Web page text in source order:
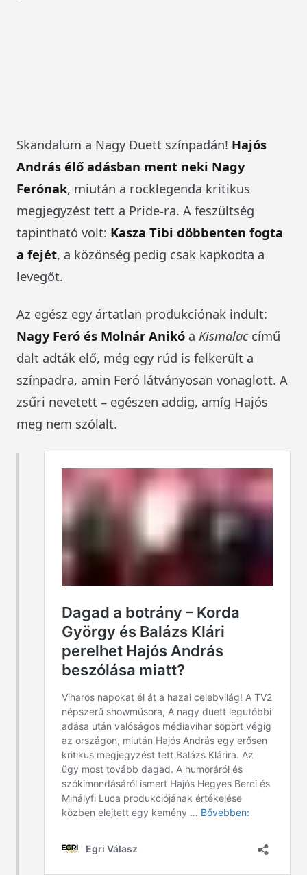
Skandalum a Nagy Duett színpadán! Hajós
András élő adásban ment neki Nagy
Ferónak, miután a rocklegenda kritikus
megjegyzést tett a Pride-ra. A feszültség
tapintható volt: Kasza Tibi döbbenten fogta
a fejét, a közönség pedig csak kapkodta a
levegőt.
Az egész egy ártatlan produkciónak indult:
Nagy Feró és Molnár Anikó a Kismalaccímű
dalt adták elő, még egy rúd is felkerült a
színpadra, amin Feró látványosan vonaglott. A
zsűri nevetett – egészen addig, amíg Hajós
meg nem szólalt.